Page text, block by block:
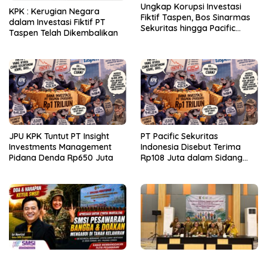
KPK : Kerugian Negara
dalam Investasi Fiktif PT
Taspen Telah Dikembalikan
Ungkap Korupsi Investasi
Fiktif Taspen, Bos Sinarmas
Sekuritas hingga Pacific
JPU KPK Tuntut PT Insight
Investments Management
Pidana Denda Rp650 Juta
PT Pacific Sekuritas
Indonesia Disebut Terima
Rp108 Juta dalam Sidang